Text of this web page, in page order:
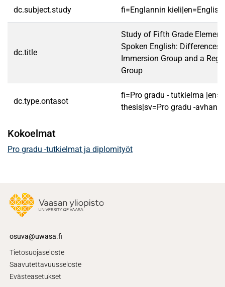
dc.subject.study fi=Englannin
dc.title
Study of Fifth Grade
Spoken English: Differences
Immersion Group and a
Group
dc.type.ontasot
fi=Pro gradu - tutkielma
thesis|sv=Pro gradu -
Kokoelmat
Pro gradu -tutkielmat ja diplomityöt
osuva@uwasa.fi
Tietosuojaseloste
Saavutettavuusseloste
Evästeasetukset